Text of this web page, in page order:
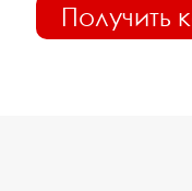
Получить